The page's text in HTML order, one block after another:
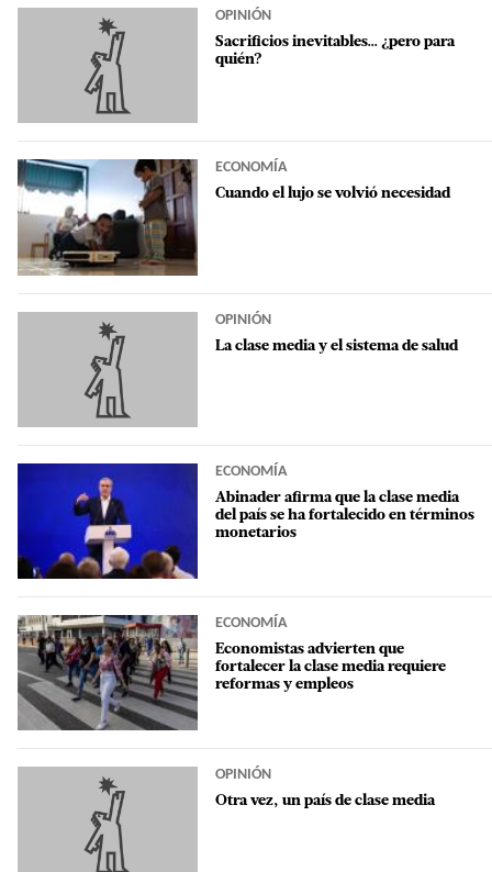
OPINIÓN
Sacrificios inevitables... ¿pero para
quién?
ECONOMÍA
Cuando el lujo se volvió necesidad
OPINIÓN
La clase media y el sistema de salud
ECONOMÍA
Abinader afirma que la clase media
del país se ha fortalecido en términos
monetarios
ECONOMÍA
Economistas advierten que
fortalecer la clase media requiere
reformas y empleos
OPINIÓN
Otra vez, un país de clase media